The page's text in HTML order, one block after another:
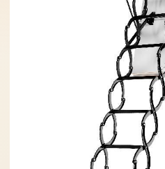
Солнце защита
Навіси з